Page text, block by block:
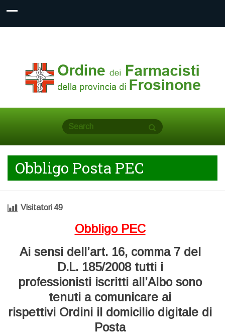
Obbligo Posta PEC
Visitatori 49
Obbligo PEC
Ai sensi dell’art. 16, comma 7 del
D.L. 185/2008 tutti i
professionisti iscritti all’Albo sono
tenuti a comunicare ai
rispettivi Ordini il domicilio digitale di
Posta